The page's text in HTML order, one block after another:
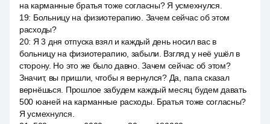
на карманные братья тоже согласны? Я усмехнулся.
19: Больницу на физиотерапию. Зачем сейчас об этом
расходы?
20: Я 3 дня отпуска взял и каждый день носил вас в
больницу на физиотерапию, забыли. Взгляд у неё ушёл в
сторону. Но это же было давно. Зачем сейчас об этом?
Значит, вы пришли, чтобы я вернулся? Да, папа сказал
вернёшься. Прошлое забудем каждый месяц будем давать
500 юаней на карманные расходы. Братья тоже согласны?
Я усмехнулся.